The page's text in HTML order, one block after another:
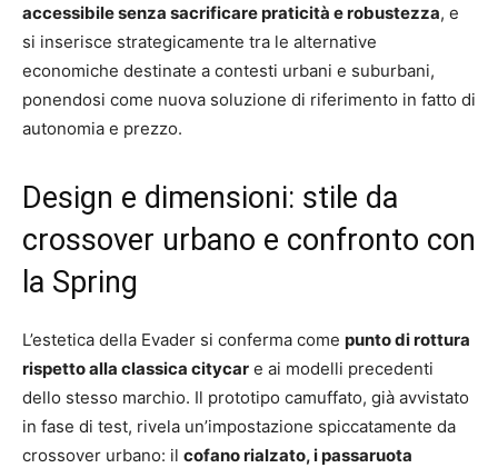
accessibile senza sacrificare praticità e robustezza, e
si inserisce strategicamente tra le alternative
economiche destinate a contesti urbani e suburbani,
ponendosi come nuova soluzione di riferimento in fatto di
autonomia e prezzo.
Design e dimensioni: stile da
crossover urbano e confronto con
la Spring
L’estetica della Evader si conferma come punto di rottura
rispetto alla classica citycar e ai modelli precedenti
dello stesso marchio. Il prototipo camuffato, già avvistato
in fase di test, rivela un’impostazione spiccatamente da
crossover urbano: il cofano rialzato, i passaruota